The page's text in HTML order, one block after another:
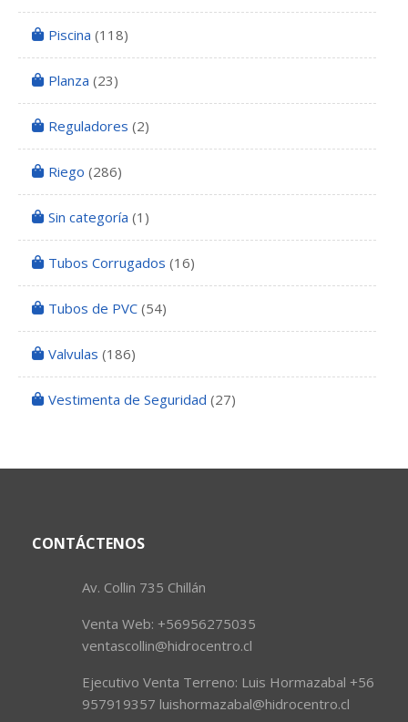
Piscina (118)
Planza (23)
Reguladores (2)
Riego (286)
Sin categoría (1)
Tubos Corrugados (16)
Tubos de PVC (54)
Valvulas (186)
Vestimenta de Seguridad (27)
CONTÁCTENOS
Av. Collin 735 Chillán
Venta Web: +56956275035
ventascollin@hidrocentro.cl
Ejecutivo Venta Terreno: Luis Hormazabal +56
957919357 luishormazabal@hidrocentro.cl